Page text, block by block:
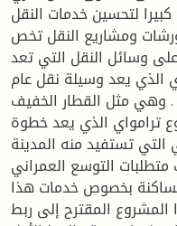
كبيرا لتحسين خدمات النقل
ومشاريع النقل تخص
وسائل النقل التي تعد
الذي يعد وسيلة نقل عام
وهي مثل القطار الخفيف .
ترامواي الذي يعد خطوة
التي تستفيد منه المدينة
التوسع العمراني
بخصوص خدمات هذا
المقترح إلى ربط